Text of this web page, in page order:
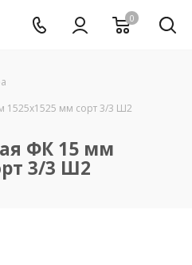
0
1525x1525 мм сорт 3/3 Ш2
ФК 15 мм
3/3 Ш2